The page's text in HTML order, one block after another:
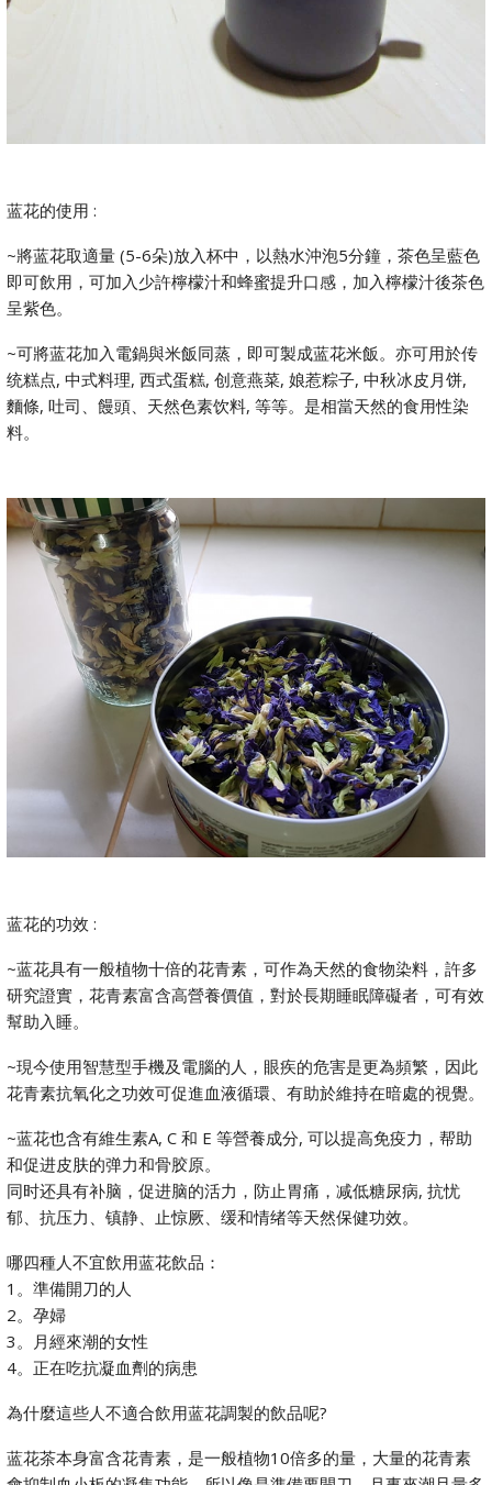
蓝花的使用 :
~將蓝花取適量 (5-6朵)放入杯中，以熱水沖泡5分鐘，茶色呈藍色
即可飲用，可加入少許檸檬汁和蜂蜜提升口感，加入檸檬汁後茶色
呈紫色。
~可將蓝花加入電鍋與米飯同蒸，即可製成蓝花米飯。亦可用於传
统糕点, 中式料理, 西式蛋糕, 创意燕菜, 娘惹粽子, 中秋冰皮月饼,
麵條, 吐司、饅頭、天然色素饮料, 等等。是相當天然的食用性染
料。
蓝花的功效 :
~蓝花具有一般植物十倍的花青素，可作為天然的食物染料，許多
研究證實，花青素富含高營養價值，對於長期睡眠障礙者，可有效
幫助入睡。
~現今使用智慧型手機及電腦的人，眼疾的危害是更為頻繁，因此
花青素抗氧化之功效可促進血液循環、有助於維持在暗處的視覺。
~蓝花也含有維生素A, C 和 E 等營養成分, 可以提高免疫力，帮助
和促进皮肤的弹力和骨胶原。
同时还具有补脑，促进脑的活力，防止胃痛，减低糖尿病, 抗忧
郁、抗压力、镇静、止惊厥、缓和情绪等天然保健功效。
哪四種人不宜飲用蓝花飲品：
1。準備開刀的人
2。孕婦
3。月經來潮的女性
4。正在吃抗凝血劑的病患
為什麼這些人不適合飲用蓝花調製的飲品呢?
蓝花茶本身富含花青素，是一般植物10倍多的量，大量的花青素